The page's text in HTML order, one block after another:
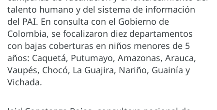
talento humano y del sistema de información
del PAI. En consulta con el Gobierno de
Colombia, se focalizaron diez departamentos
con bajas coberturas en niños menores de 5
años: Caquetá, Putumayo, Amazonas, Arauca,
Vaupés, Chocó, La Guajira, Nariño, Guainía y
Vichada.